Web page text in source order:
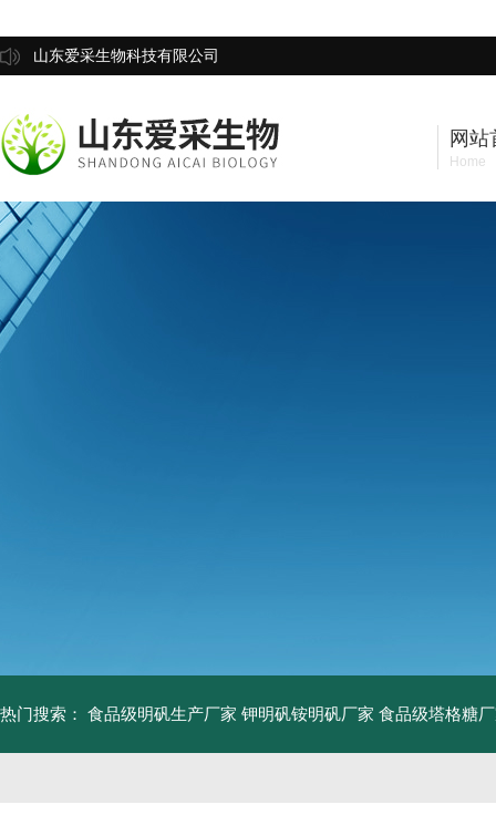
山东爱采生物科技有限公司
网站
Home
热门搜索： 食品级明矾生产厂家 钾明矾铵明矾厂家 食品级塔格糖